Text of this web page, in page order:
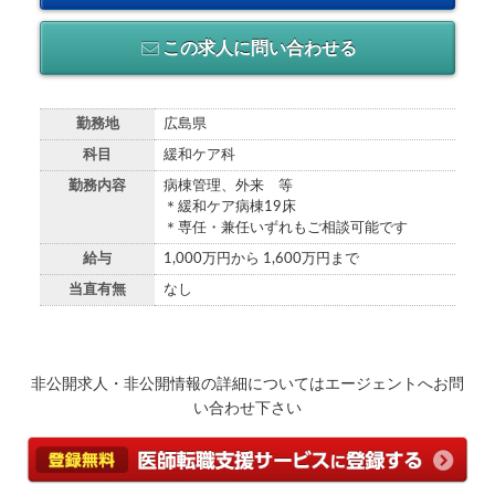
この求人に問い合わせる
勤務地 広島県
科目 緩和ケア科
勤務内容
病棟管理、外来 等
＊緩和ケア病棟19床
＊専任・兼任いずれもご相談可能です
給与 1,000万円から 1,600万円まで
当直有無 なし
非公開求人・非公開情報の詳細についてはエージェントへお問
い合わせ下さい